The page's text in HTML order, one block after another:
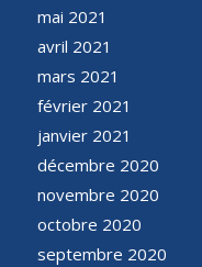
mai 2021
avril 2021
mars 2021
février 2021
janvier 2021
décembre 2020
novembre 2020
octobre 2020
septembre 2020